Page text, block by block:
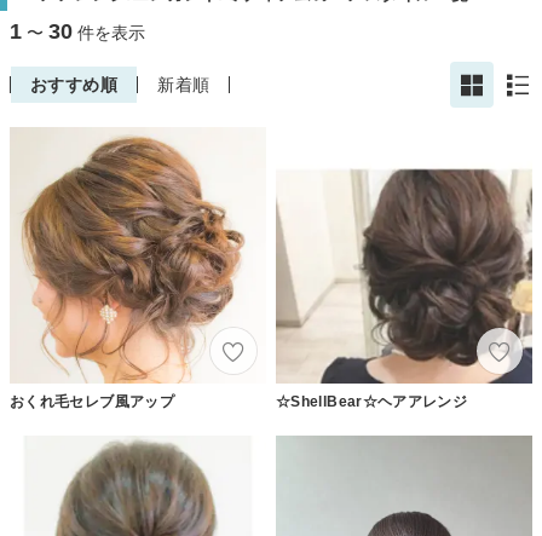
1 〜 30 件を表示
おすすめ順 新着順
おくれ毛セレブ風アップ ☆ShellBear☆ヘアアレンジ